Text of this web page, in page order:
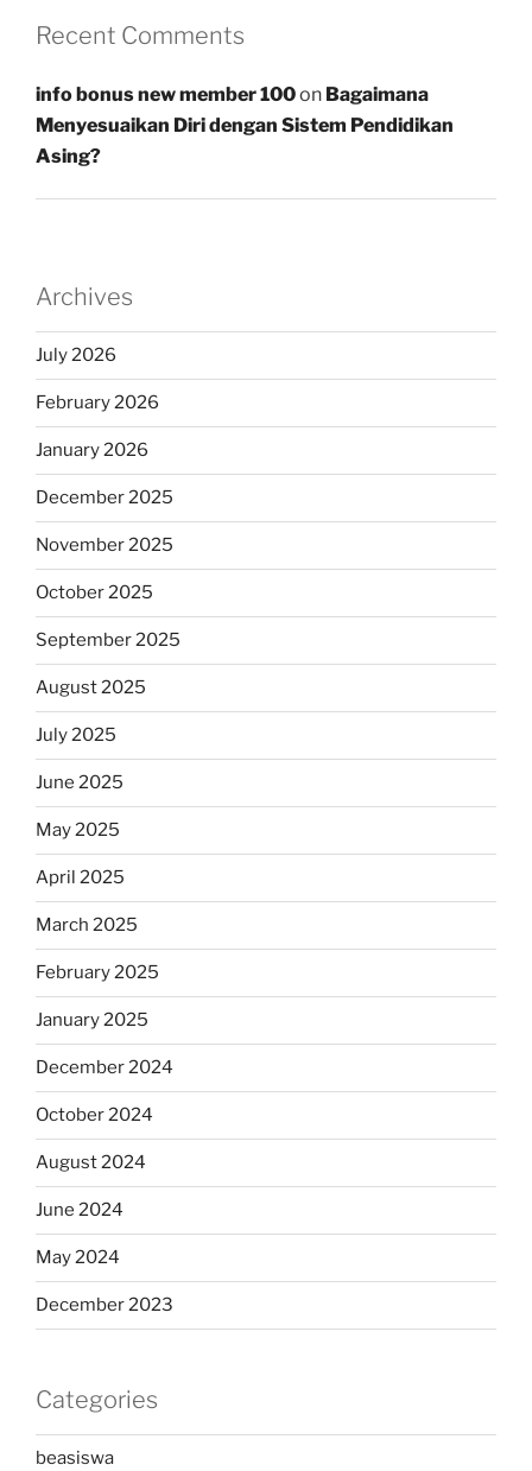
Recent Comments
info bonus new member 100on Bagaimana
Menyesuaikan Diri dengan Sistem Pendidikan
Asing?
Archives
July 2026
February 2026
January 2026
December 2025
November 2025
October 2025
September 2025
August 2025
July 2025
June 2025
May 2025
April 2025
March 2025
February 2025
January 2025
December 2024
October 2024
August 2024
June 2024
May 2024
December 2023
Categories
beasiswa